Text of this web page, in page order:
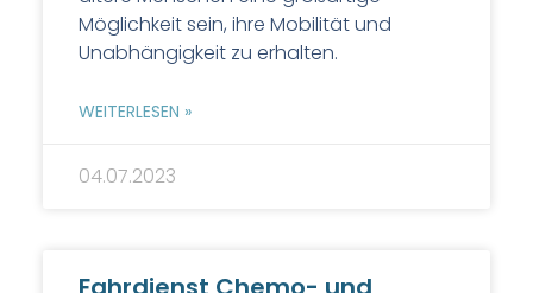
Möglichkeit sein, ihre Mobilität und
Unabhängigkeit zu erhalten.
WEITERLESEN »
04.07.2023